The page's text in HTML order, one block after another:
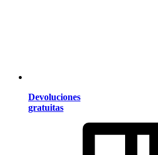
Devoluciones
gratuitas